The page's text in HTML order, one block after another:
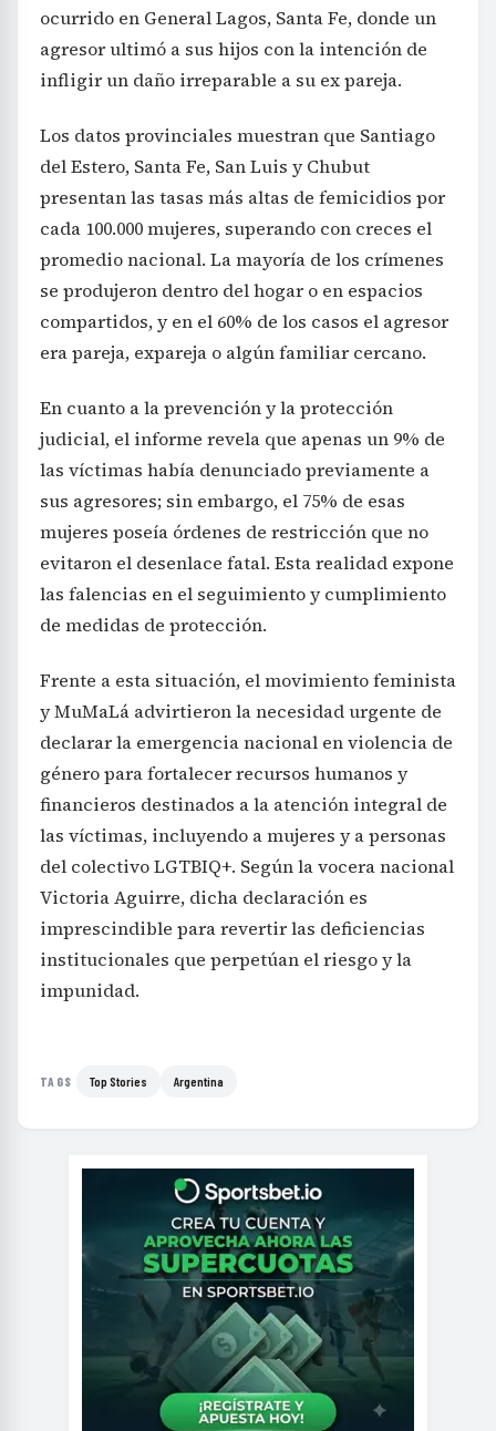
ocurrido en General Lagos, Santa Fe, donde un
agresor ultimó a sus hijos con la intención de
infligir un daño irreparable a su ex pareja.
Los datos provinciales muestran que Santiago
del Estero, Santa Fe, San Luis y Chubut
presentan las tasas más altas de femicidios por
cada 100.000 mujeres, superando con creces el
promedio nacional. La mayoría de los crímenes
se produjeron dentro del hogar o en espacios
compartidos, y en el 60% de los casos el agresor
era pareja, expareja o algún familiar cercano.
En cuanto a la prevención y la protección
judicial, el informe revela que apenas un 9% de
las víctimas había denunciado previamente a
sus agresores; sin embargo, el 75% de esas
mujeres poseía órdenes de restricción que no
evitaron el desenlace fatal. Esta realidad expone
las falencias en el seguimiento y cumplimiento
de medidas de protección.
Frente a esta situación, el movimiento feminista
y MuMaLá advirtieron la necesidad urgente de
declarar la emergencia nacional en violencia de
género para fortalecer recursos humanos y
financieros destinados a la atención integral de
las víctimas, incluyendo a mujeres y a personas
del colectivo LGTBIQ+. Según la vocera nacional
Victoria Aguirre, dicha declaración es
imprescindible para revertir las deficiencias
institucionales que perpetúan el riesgo y la
impunidad.
TAGS Top Stories Argentina